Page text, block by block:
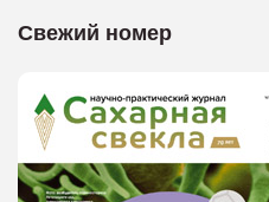
Свежий номер